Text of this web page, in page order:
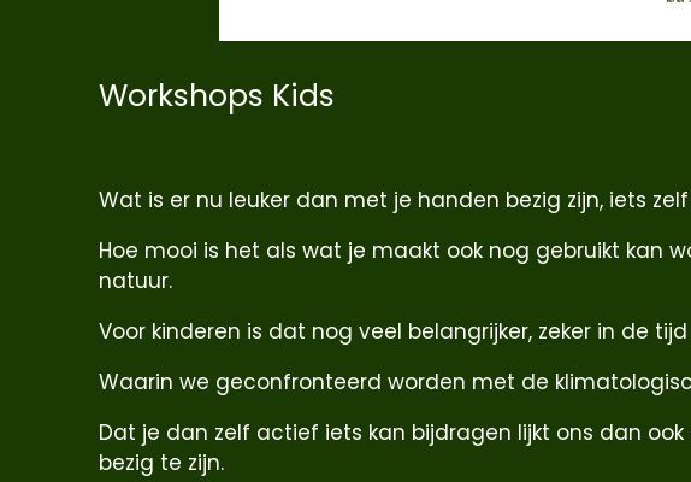
Workshops Kids
Wat is er nu leuker dan met je handen bezig zijn, iets
Hoe mooi is het als wat je maakt ook nog gebruikt kan
natuur.
Voor kinderen is dat nog veel belangrijker, zeker in de
Waarin we geconfronteerd worden met de
Dat je dan zelf actief iets kan bijdragen lijkt ons dan
bezig te zijn.